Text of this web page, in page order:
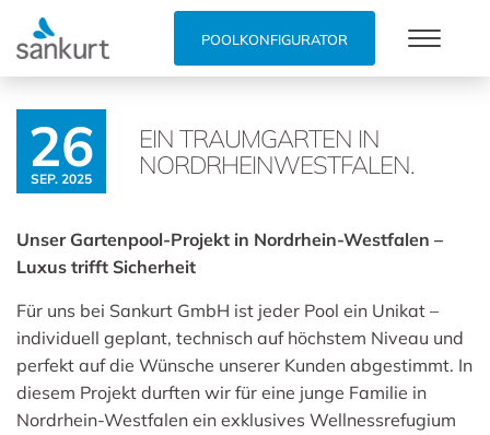
POOLKONFIGURATOR
26
SEP. 2025
EIN TRAUMGARTEN IN
NORDRHEINWESTFALEN.
Unser Gartenpool-Projekt in Nordrhein-Westfalen –
Luxus trifft Sicherheit
Für uns bei Sankurt GmbH ist jeder Pool ein Unikat –
individuell geplant, technisch auf höchstem Niveau und
perfekt auf die Wünsche unserer Kunden abgestimmt. In
diesem Projekt durften wir für eine junge Familie in
Nordrhein-Westfalen ein exklusives Wellnessrefugium